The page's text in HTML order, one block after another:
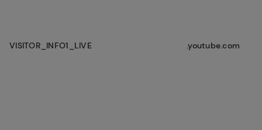
VISITOR_INFO1_LIVE .youtube.com